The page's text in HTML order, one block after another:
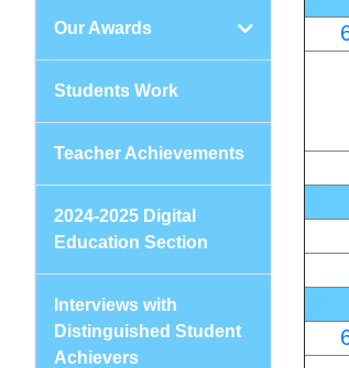
Our Awards
Students Work
Teacher Achievements
2024-2025 Digital
Education Section
Interviews with
Distinguished Student
Achievers